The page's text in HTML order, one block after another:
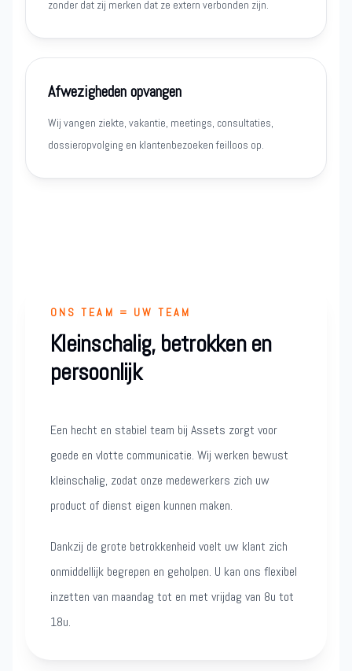
zonder dat zij merken dat ze extern verbonden zijn.
Afwezigheden opvangen
Wij vangen ziekte, vakantie, meetings, consultaties,
dossieropvolging en klantenbezoeken feilloos op.
ONS TEAM = UW TEAM
Kleinschalig, betrokken en
persoonlijk
Een hecht en stabiel team bij Assets zorgt voor
goede en vlotte communicatie. Wij werken bewust
kleinschalig, zodat onze medewerkers zich uw
product of dienst eigen kunnen maken.
Dankzij de grote betrokkenheid voelt uw klant zich
onmiddellijk begrepen en geholpen. U kan ons flexibel
inzetten van maandag tot en met vrijdag van 8u tot
18u.